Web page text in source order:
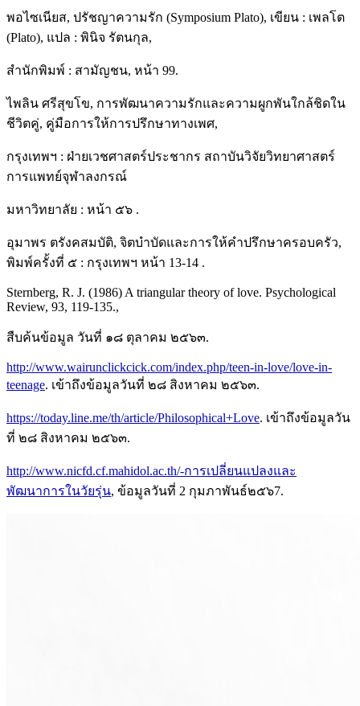
พอไซเนียส, ปรัชญาความรัก (Symposium Plato), เขียน : เพลโต
(Plato), แปล : พินิจ รัตนกุล,
สำนักพิมพ์ : สามัญชน, หน้า 99.
ไพลิน ศรีสุขโข, การพัฒนาความรักและความผูกพันใกล้ชิดใน
ชีวิตคู่, คู่มือการให้การปรึกษาทางเพศ,
กรุงเทพฯ : ฝ่ายเวชศาสตร์ประชากร สถาบันวิจัยวิทยาศาสตร์
การแพทย์จุฬาลงกรณ์
มหาวิทยาลัย : หน้า ๕๖ .
อุมาพร ตรังคสมบัติ, จิตบำบัดและการให้คำปรึกษาครอบครัว,
พิมพ์ครั้งที่ ๕ : กรุงเทพฯ หน้า 13-14 .
Sternberg, R. J. (1986) A triangular theory of love. Psychological
Review, 93, 119-135.,
สืบค้นข้อมูล วันที่ ๑๘ ตุลาคม ๒๕๖๓.
http://www.wairunclickcick.com/index.php/teen-in-love/love-in-
teenage. เข้าถึงข้อมูลวันที่ ๒๘ สิงหาคม ๒๕๖๓.
https://today.line.me/th/article/Philosophical+Love. เข้าถึงข้อมูลวัน
ที่ ๒๘ สิงหาคม ๒๕๖๓.
http://www.nicfd.cf.mahidol.ac.th/-การเปลี่ยนแปลงและ
พัฒนาการในวัยรุ่น, ข้อมูลวันที่ 2 กุมภาพันธ์๒๕๖7.